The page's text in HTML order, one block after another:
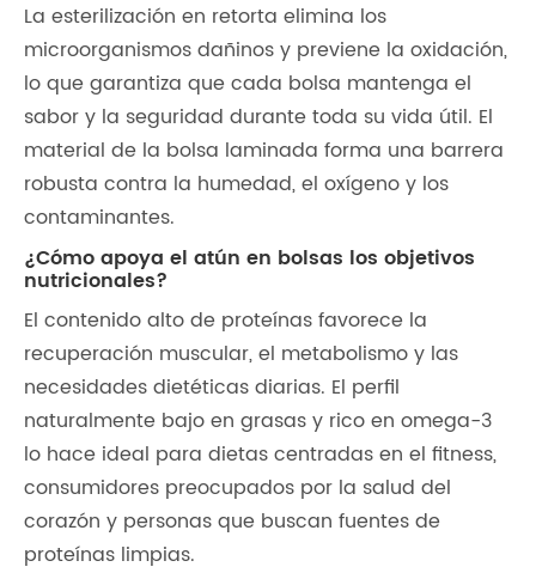
La esterilización en retorta elimina los
microorganismos dañinos y previene la oxidación,
lo que garantiza que cada bolsa mantenga el
sabor y la seguridad durante toda su vida útil. El
material de la bolsa laminada forma una barrera
robusta contra la humedad, el oxígeno y los
contaminantes.
¿Cómo apoya el atún en bolsas los objetivos
nutricionales?
El contenido alto de proteínas favorece la
recuperación muscular, el metabolismo y las
necesidades dietéticas diarias. El perfil
naturalmente bajo en grasas y rico en omega-3
lo hace ideal para dietas centradas en el fitness,
consumidores preocupados por la salud del
corazón y personas que buscan fuentes de
proteínas limpias.